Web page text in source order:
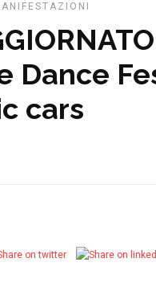
Dance
cars